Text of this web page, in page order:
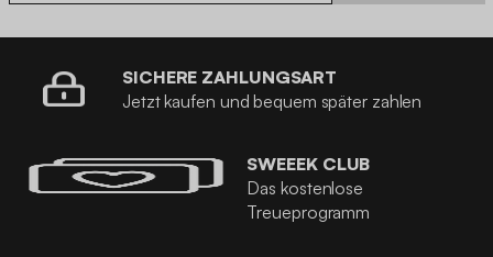
SICHERE ZAHLUNGSART
Jetzt kaufen und bequem später zahlen
SWEEEK CLUB
Das kostenlose
Treueprogramm